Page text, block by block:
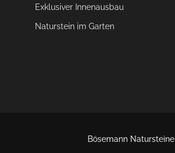
Exklusiver Innenausbau
Naturstein im Garten
Bösemann Natursteine